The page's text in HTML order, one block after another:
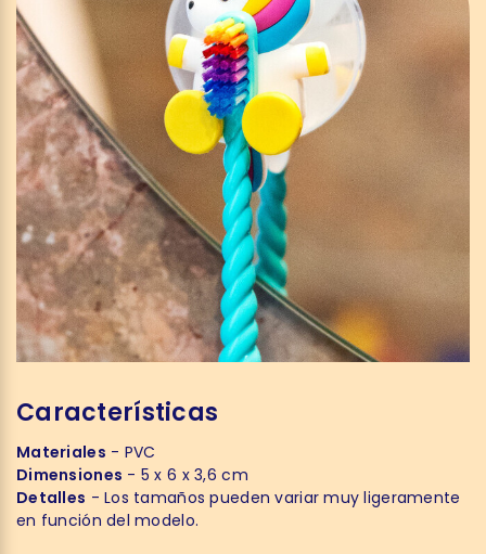
Características
Materiales - PVC
Dimensiones - 5 x 6 x 3,6 cm
Detalles - Los tamaños pueden variar muy ligeramente
en función del modelo.